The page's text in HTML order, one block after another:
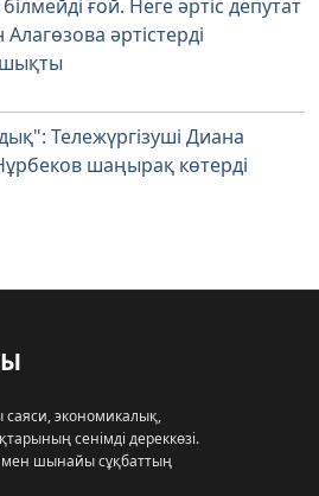
ғой. Неге әртіс депутат
әртістерді
шықты
Тележүргізуші Диана
шаңырақ көтерді
саяси, экономикалық,
сенімді дереккөзі.
мен шынайы сұқбаттың